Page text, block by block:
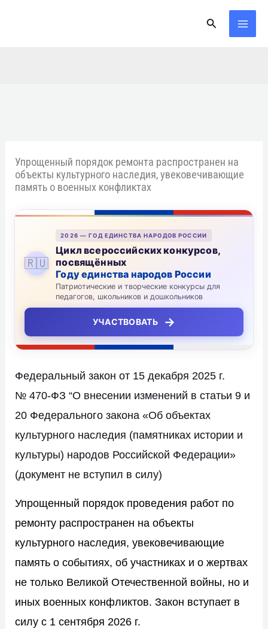
Поиск
Упрощенный порядок ремонта распространен на
объекты культурного наследия, увековечивающие
память о военных конфликтах
🇷🇺
2026 — ГОД ЕДИНСТВА НАРОДОВ РОССИИ
Цикл всероссийских конкурсов,
посвящённых
Году единства народов России
Патриотические и творческие конкурсы для
педагогов, школьников и дошкольников
УЧАСТВОВАТЬ →
Федеральный закон от 15 декабря 2025 г.
№ 470-ФЗ “О внесении изменений в статьи 9 и
20 Федерального закона «Об объектах
культурного наследия (памятниках истории и
культуры) народов Российской Федерации»
(документ не вступил в силу)
Упрощенный порядок проведения работ по
ремонту распространен на объекты
культурного наследия, увековечивающие
память о событиях, об участниках и о жертвах
не только Великой Отечественной войны, но и
иных военных конфликтов. Закон вступает в
силу с 1 сентября 2026 г.